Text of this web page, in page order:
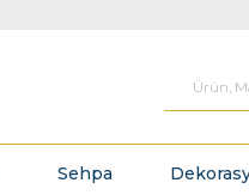
Sehpa